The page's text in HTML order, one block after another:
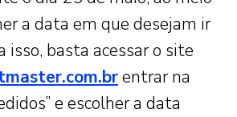
a data em que desejam ir
isso, basta acessar o site
entrar na
e escolher a data